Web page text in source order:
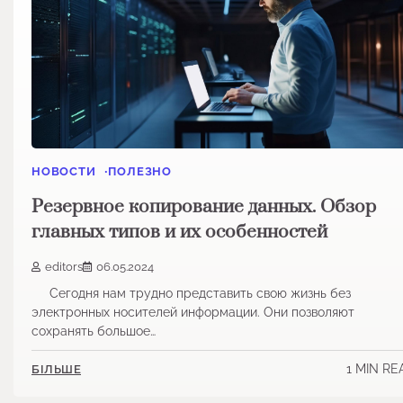
НОВОСТИ ПОЛЕЗНО
Резервное копирование данных. Обзор
главных типов и их особенностей
editors 06.05.2024
Сегодня нам трудно представить свою жизнь без
электронных носителей информации. Они позволяют
сохранять большое…
БІЛЬШЕ 1 MIN